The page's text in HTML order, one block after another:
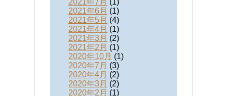
2021年6月 (1)
2021年5月 (4)
2021年4月 (1)
2021年3月 (2)
2021年2月 (1)
2020年10月 (1)
2020年7月 (3)
2020年4月 (2)
2020年3月 (2)
2020年2月 (1)